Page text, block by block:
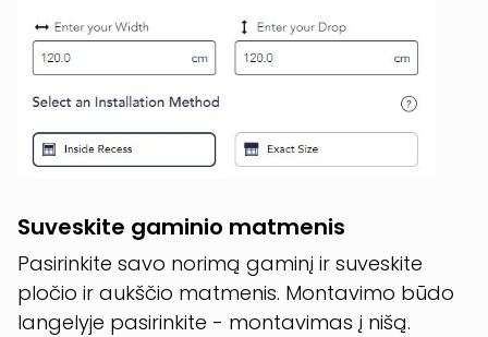
Suveskite gaminio matmenis
Pasirinkite savo norimą gaminį ir suveskite
pločio ir aukščio matmenis. Montavimo būdo
langelyje pasirinkite - montavimas į nišą.